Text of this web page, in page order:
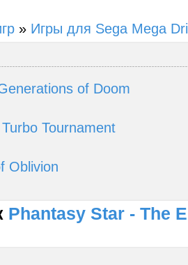
» Игры для Sega Mega
of Doom
Tournament
Oblivion
Phantasy Star - The